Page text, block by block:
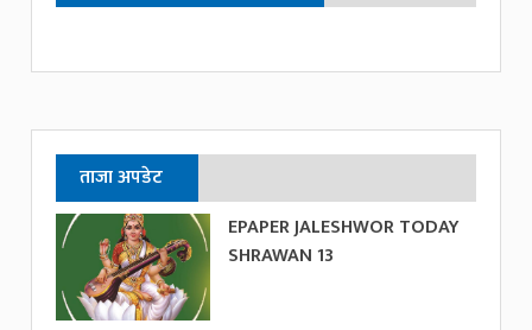
ताजा अपडेट
EPAPER JALESHWOR TODAY
SHRAWAN 13